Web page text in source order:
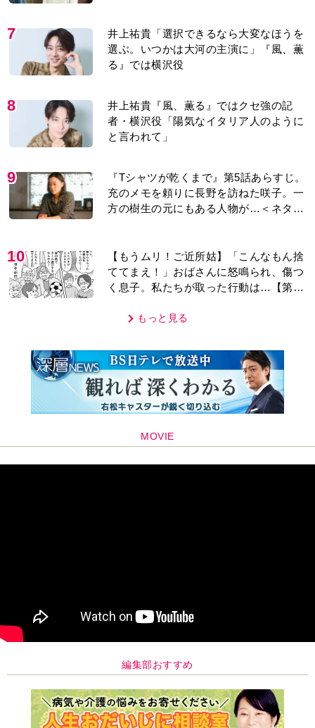
7
井上祐貴「選択できるなら大変なほうを
選ぶ。いつかは大河の主演に」『風、薫
る』では横沢役
8
井上祐貴『風、薫る』ではクセ強の記
者・横沢役「陽気なイタリア人のように
と言われて」
9
『Tシャツが乾くまで』第5話あらすじ。
充のメモを頼りに長野を訪ねた咲子。一
方の樹生の元にもある人物が…＜ネタバ
10
【もうムリ！ご近所姑】「こんなもん捨
ててまえ！」おばさんに怒鳴られ、傷つ
く息子。私たちが取った行動は…【第3
もっと見る
MOVIE
編集部おすすめ